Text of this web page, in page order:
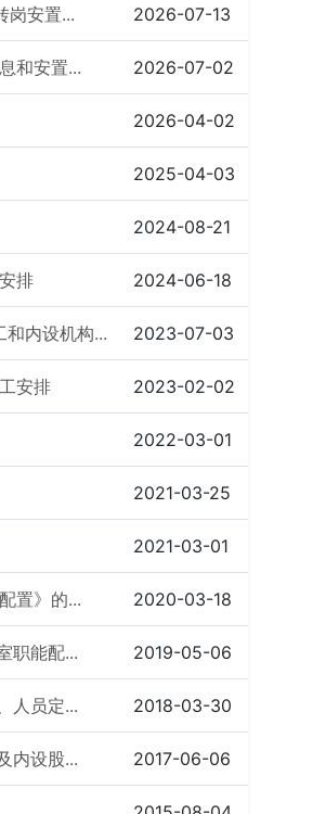
岗安置... 2026-07-13
和安置... 2026-07-02
2026-04-02
2025-04-03
2024-08-21
排 2024-06-18
内设机构... 2023-07-03
安排 2023-02-02
2022-03-01
2021-03-25
2021-03-01
置》的... 2020-03-18
职能配... 2019-05-06
人员定... 2018-03-30
内设股... 2017-06-06